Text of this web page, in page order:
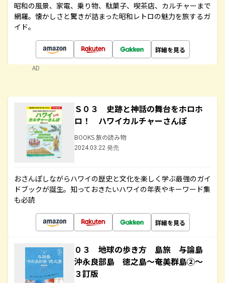
昭和の風景、家電、乗り物、駄菓子、喫茶店、カルチャーまで
網羅。懐かしさと驚きが詰まった昭和レトロの魅力を旅するガ
イド。
詳細を見る
AD
Ｓ０３ 史跡と神話の舞台をホロホ
ロ！ ハワイカルチャーさんぽ
BOOKS 旅の読み物
2024.03.22 発売
おさんぽしながらハワイの歴史と文化を楽しく学ぶ最強のガイ
ドブックが誕生。知っておきたいハワイの年表やキーワード集
も必読
詳細を見る
０３ 地球の歩き方 島旅 与論島
沖永良部島 徳之島～奄美群島②～
３訂版